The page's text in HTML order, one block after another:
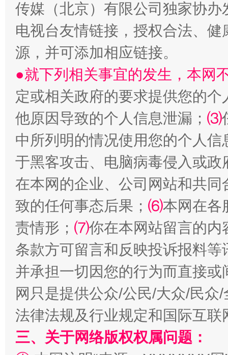
传媒（北京）有限公司独家协
电视台友情链接，授权合法、
源，并可添加相应链接。
●就下列相关事宜的发生，本网
定或相关政府的要求提供您的个
他原因导致的个人信息泄漏； ⑶
中所列明的情况使用您的个人
于黑客攻击、电脑病毒侵入或
在本网的企业、公司网站和共
致的任何事态后果； ⑹本网在各
责情形； ⑺你在本网站留言的内
条款方可留言和反映投诉报料
并承担一切因您的行为而直接
网只是提供公众/公民/大众/民
法律法规及行业规定和国际互
三、关于网络版权权属问题：